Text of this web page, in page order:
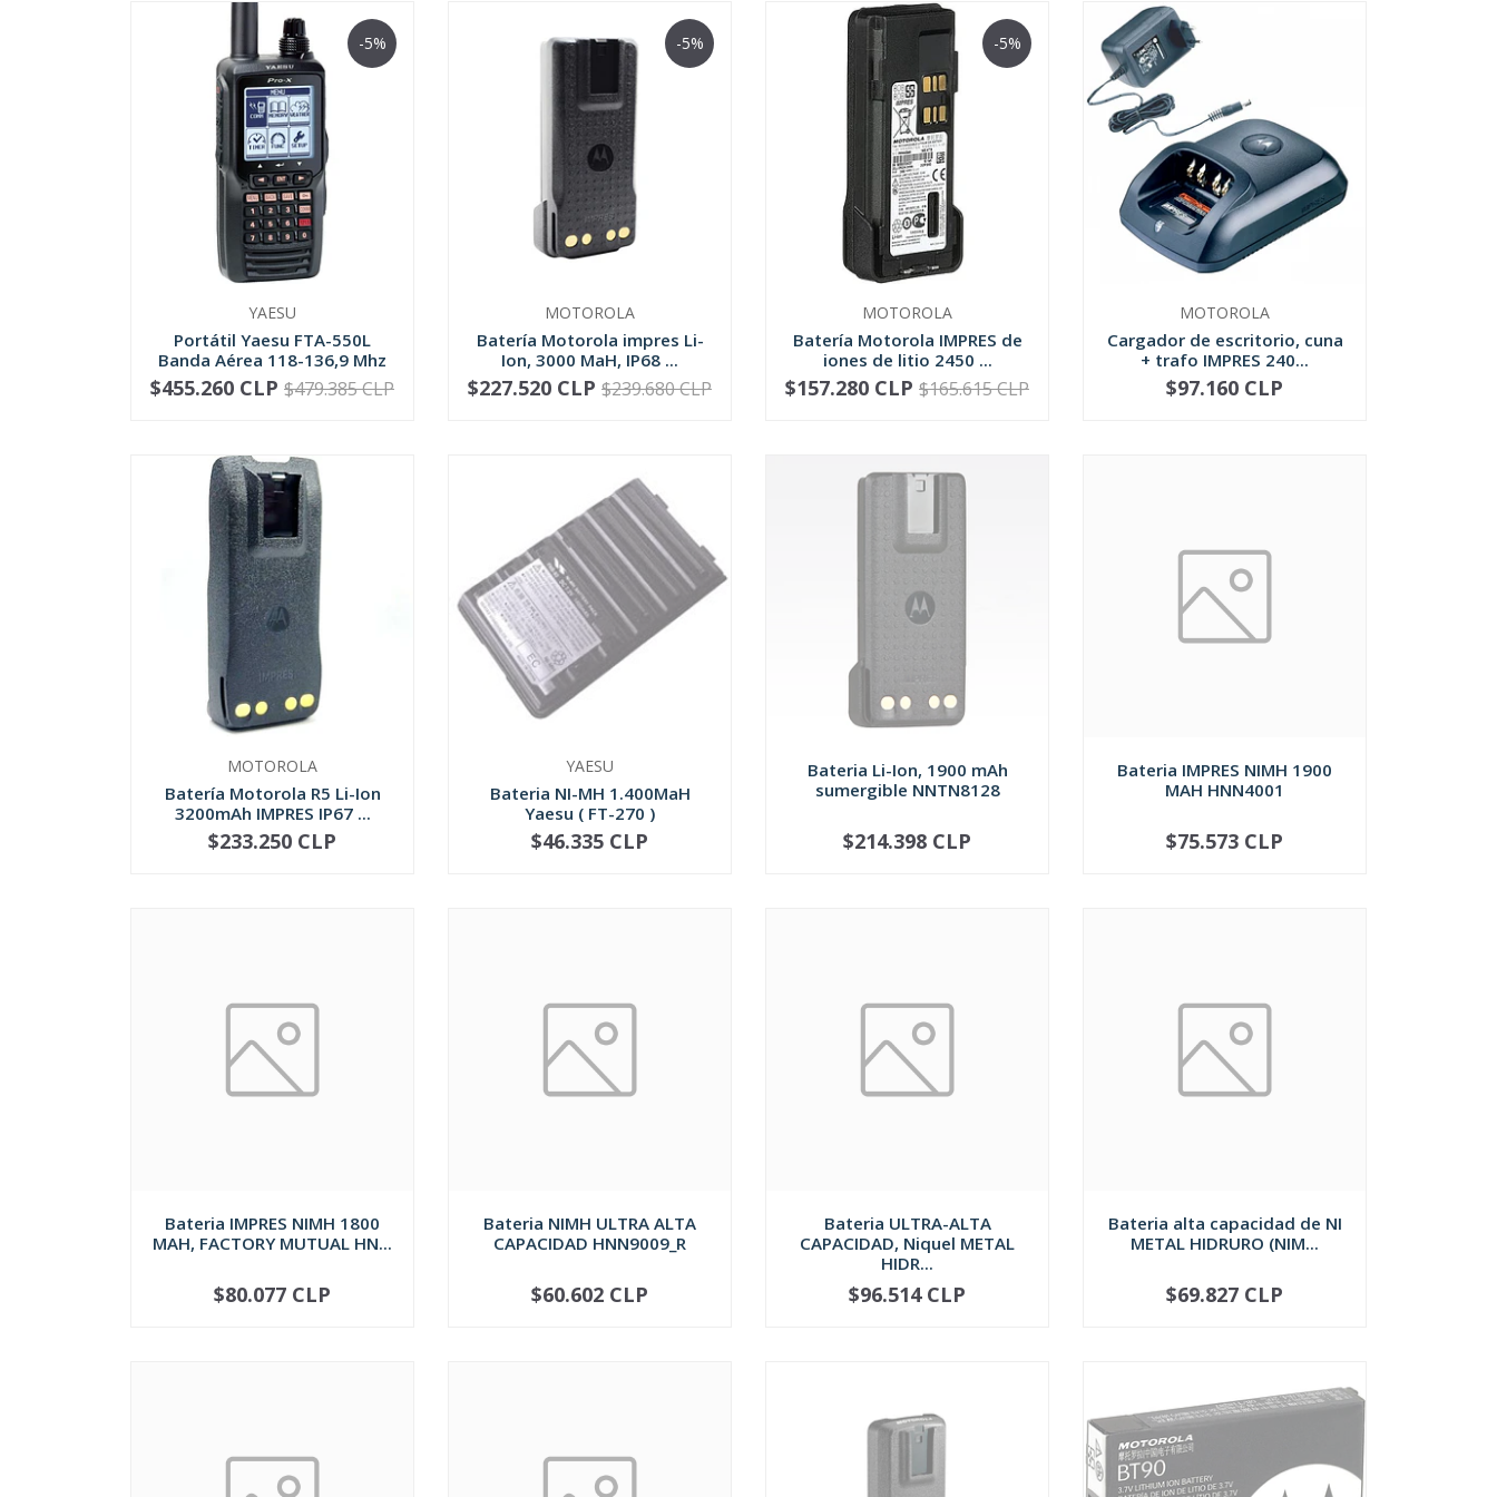
-5%
YAESU
Portátil Yaesu FTA-550L
Banda Aérea 118-136,9 Mhz
+
-
$455.260 CLP $479.385 CLP
-5%
MOTOROLA
Batería Motorola impres Li-
Ion, 3000 MaH, IP68 ...
+
-
$227.520 CLP $239.680 CLP
-5%
MOTOROLA
Batería Motorola IMPRES de
iones de litio 2450 ...
+
-
$157.280 CLP $165.615 CLP
MOTOROLA
Cargador de escritorio, cuna
+ trafo IMPRES 240...
+
$97.160 CLP
MOTOROLA
Batería Motorola R5 Li-Ion
3200mAh IMPRES IP67 ...
+
$233.250 CLP
YAESU
Bateria NI-MH 1.400MaH
Yaesu ( FT-270 )
AGOTADO
$46.335 CLP
Bateria Li-Ion, 1900 mAh
sumergible NNTN8128
AGOTADO
$214.398 CLP
Bateria IMPRES NIMH 1900
MAH HNN4001
AGOTADO
$75.573 CLP
Bateria IMPRES NIMH 1800
MAH, FACTORY MUTUAL HN...
AGOTADO
$80.077 CLP
Bateria NIMH ULTRA ALTA
CAPACIDAD HNN9009_R
AGOTADO
$60.602 CLP
Bateria ULTRA-ALTA
CAPACIDAD, Niquel METAL
HIDR...
AGOTADO
$96.514 CLP
Bateria alta capacidad de NI
METAL HIDRURO (NIM...
AGOTADO
$69.827 CLP